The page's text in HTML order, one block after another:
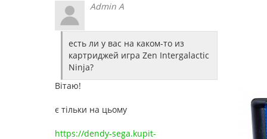
Admin A
есть ли у вас на каком-то из
картриджей игра Zen Intergalactic
Ninja?
Вітаю!
є тільки на цьому
https://dendy-sega.kupit-